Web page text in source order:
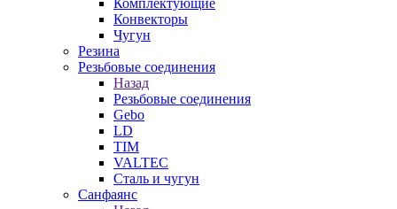
Комплектующие
Конвекторы
Чугун
Резина
Резьбовые соединения
Назад
Резьбовые соединения
Gebo
LD
TIM
VALTEC
Сталь и чугун
Санфаянс